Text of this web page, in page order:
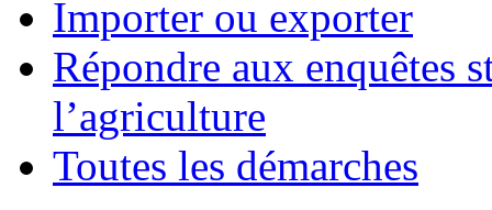
Importer ou exporter
Répondre aux enquêtes
l’agriculture
Toutes les démarches